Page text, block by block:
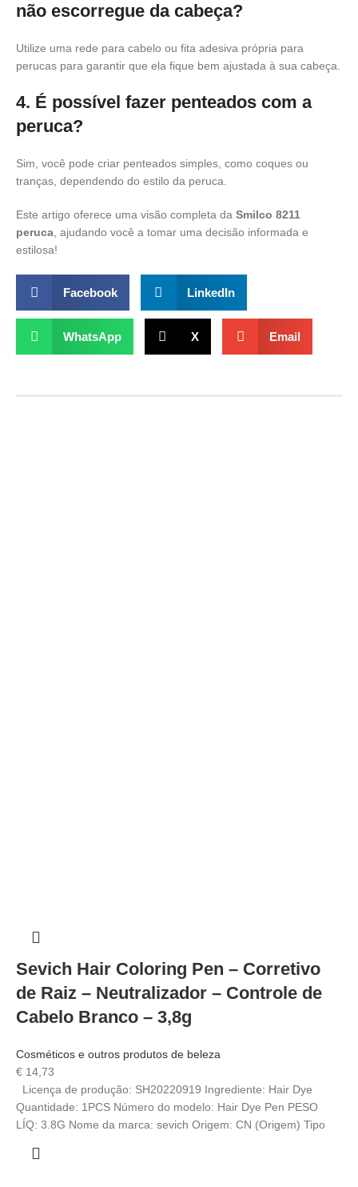
não escorregue da cabeça?
Utilize uma rede para cabelo ou fita adesiva própria para
perucas para garantir que ela fique bem ajustada à sua cabeça.
4. É possível fazer penteados com a
peruca?
Sim, você pode criar penteados simples, como coques ou
tranças, dependendo do estilo da peruca.
Este artigo oferece uma visão completa da Smilco 8211
peruca , ajudando você a tomar uma decisão informada e
estilosa!
Facebook LinkedIn
WhatsApp X Email
Sevich Hair Coloring Pen – Corretivo
de Raiz – Neutralizador – Controle de
Cabelo Branco – 3,8g
Cosméticos e outros produtos de beleza
€ 14,73
Licença de produção: SH20220919 Ingrediente: Hair Dye
Quantidade: 1PCS Número do modelo: Hair Dye Pen PESO
LÍQ: 3.8G Nome da marca: sevich Origem: CN (Origem) Tipo